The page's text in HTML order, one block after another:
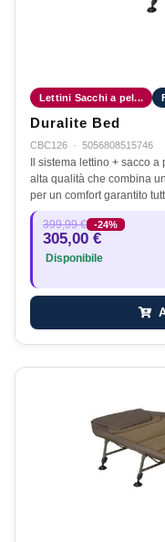
Lettini Sacchi a pel...
Duralite Bed
CBC126 · 5056808515746
Il sistema lettino + sacco
alta qualità che combina
per un comfort garantito
399,99 € -24%
305,00 €
Disponibile